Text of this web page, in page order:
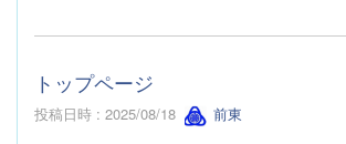
トップページ
投稿日時 : 2025/08/18 前東